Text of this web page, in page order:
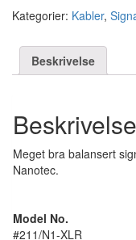
Kategorier: Kabler,
Beskrivelse
Beskrivelse
Meget bra balansert
Nanotec.
Model No.
#211/N1-XLR